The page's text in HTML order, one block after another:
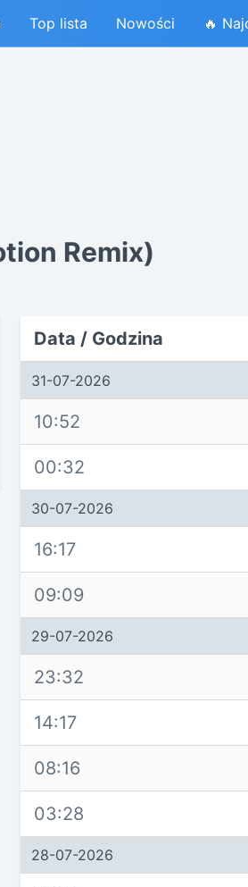
Top lista Nowości 🔥
Remix)
Data / Godzina
31-07-2026
10:52
00:32
30-07-2026
16:17
09:09
29-07-2026
23:32
14:17
08:16
03:28
28-07-2026